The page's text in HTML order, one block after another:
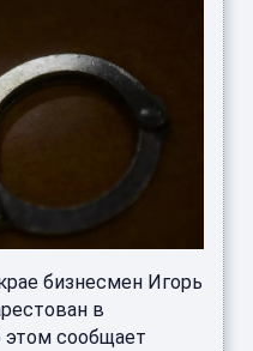
бизнесмен Игорь
в
этом сообщает